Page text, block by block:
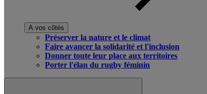
A vos côtés
Préserver la nature et le climat
Faire avancer la solidarité et l'inclusion
Donner toute leur place aux territoires
Porter l'élan du rugby féminin